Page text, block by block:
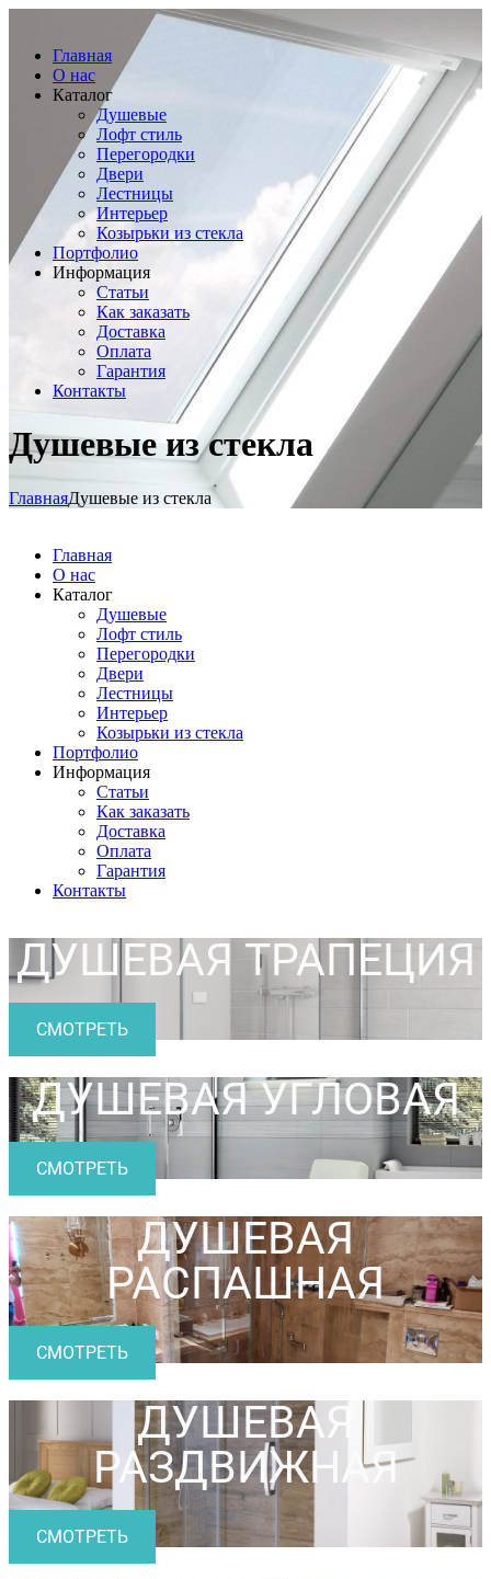
Главная
О нас
Каталог
Душевые
Лофт стиль
Перегородки
Двери
Лестницы
Интерьер
Козырьки из стекла
Портфолио
Информация
Статьи
Как заказать
Доставка
Оплата
Гарантия
Контакты
Душевые из стекла
ГлавнаяДушевые из стекла
Главная
О нас
Каталог
Душевые
Лофт стиль
Перегородки
Двери
Лестницы
Интерьер
Козырьки из стекла
Портфолио
Информация
Статьи
Как заказать
Доставка
Оплата
Гарантия
Контакты
ДУШЕВАЯ ТРАПЕЦИЯ
СМОТРЕТЬ
ДУШЕВАЯ УГЛОВАЯ
СМОТРЕТЬ
ДУШЕВАЯ
РАСПАШНАЯ
СМОТРЕТЬ
ДУШЕВАЯ
РАЗДВИЖНАЯ
СМОТРЕТЬ